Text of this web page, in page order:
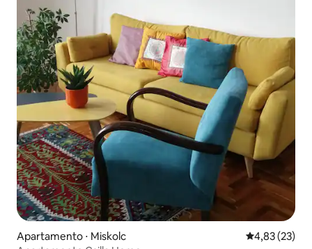
Apartamento ⋅ Miskolc 4,83 de uma
4,83 (23)